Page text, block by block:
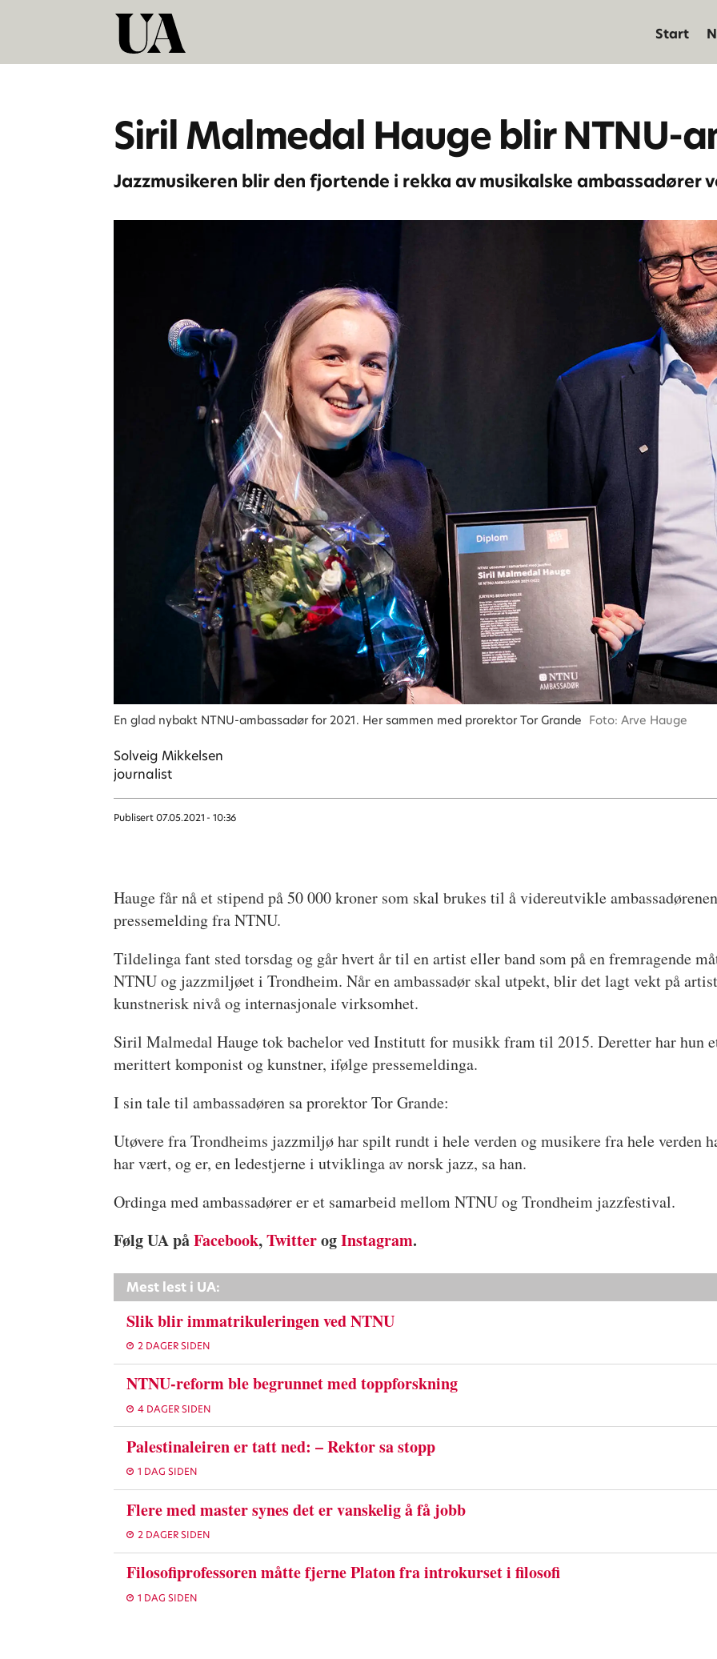
Start
Siril Malmedal Hauge blir NTNU-
Jazzmusikeren blir den fjortende i rekka av musikalske ambassadører
En glad nybakt NTNU-ambassadør for 2021. Her sammen med prorektor Tor Grande Foto: Arve Hauge
Solveig Mikkelsen
journalist
Publisert 07.05.2021 - 10:36
Hauge får nå et stipend på 50 000 kroner som skal brukes til å videreutvikle
pressemelding fra NTNU.
Tildelinga fant sted torsdag og går hvert år til en artist eller band som på en fremragende
NTNU og jazzmiljøet i Trondheim. Når en ambassadør skal utpekt, blir det lagt vekt på
kunstnerisk nivå og internasjonale virksomhet.
Siril Malmedal Hauge tok bachelor ved Institutt for musikk fram til 2015. Deretter har hun
merittert komponist og kunstner, ifølge pressemeldinga.
I sin tale til ambassadøren sa prorektor Tor Grande:
Utøvere fra Trondheims jazzmiljø har spilt rundt i hele verden og musikere fra hele verden
har vært, og er, en ledestjerne i utviklinga av norsk jazz, sa han.
Ordinga med ambassadører er et samarbeid mellom NTNU og Trondheim jazzfestival.
Følg UA påFacebook,TwitterogInstagram.
Mest lest i UA:
Slik blir immatrikuleringen ved NTNU
2 DAGER SIDEN
NTNU-reform ble begrunnet med toppforskning
4 DAGER SIDEN
Palestinaleiren er tatt ned: – Rektor sa stopp
1 DAG SIDEN
Flere med master synes det er vanskelig å få jobb
2 DAGER SIDEN
Filosofiprofessoren måtte fjerne Platon fra introkurset i filosofi
1 DAG SIDEN